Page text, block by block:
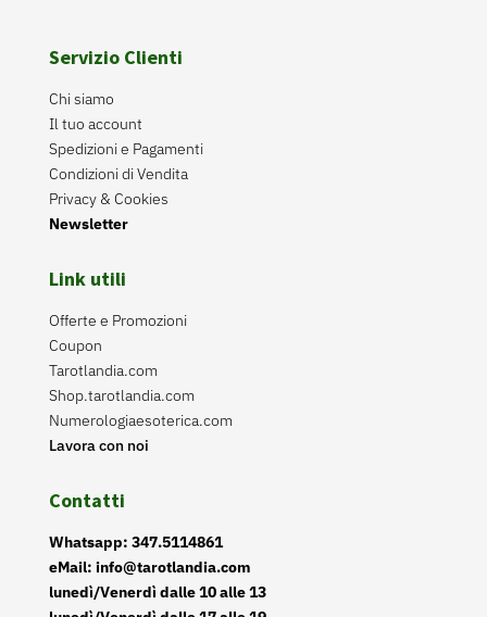
Servizio Clienti
Chi siamo
Il tuo account
Spedizioni e Pagamenti
Condizioni di Vendita
Privacy & Cookies
Newsletter
Link utili
Offerte e Promozioni
Coupon
Tarotlandia.com
Shop.tarotlandia.com
Numerologiaesoterica.com
Lavora con noi
Contatti
Whatsapp: 347.5114861
eMail: info@tarotlandia.com
lunedì/Venerdì dalle 10 alle 13